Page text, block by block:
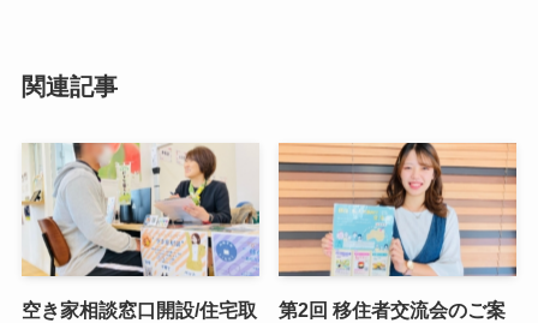
関連記事
空き家相談窓口開設/住宅取
第2回 移住者交流会のご案